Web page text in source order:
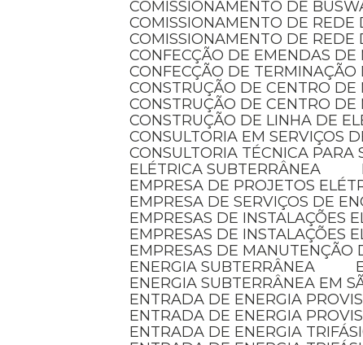
COMISSIONAMENTO DE
COMISSIONAMENTO DE
COMISSIONAMENTO DE
CONFECÇÃO DE EMENDAS
CONFECÇÃO DE
CONSTRUÇÃO DE CENTRO
CONSTRUÇÃO DE CENTRO
CONSTRUÇÃO DE LINHA DE
CONSULTORIA EM SERVIÇOS
CONSULTORIA TÉCNICA PARA
ELÉTRICA SUBTERRÂNEA
EMPRESA DE PROJETOS
EMPRESA DE SERVIÇOS DE
EMPRESAS DE INSTALAÇÕES
EMPRESAS DE INSTALAÇÕES
EMPRESAS DE MANUTENÇÃO
ENERGIA SUBTERRÂNEA
ENERGIA SUBTERRÂNEA EM
ENTRADA DE ENERGIA
ENTRADA DE ENERGIA
ENTRADA DE ENERGIA